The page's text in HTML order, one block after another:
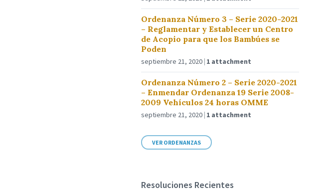
Ordenanza Número 3 – Serie 2020-2021
– Reglamentar y Establecer un Centro
de Acopio para que los Bambúes se
Poden
septiembre 21, 2020 1 attachment
Ordenanza Número 2 – Serie 2020-2021
– Enmendar Ordenanza 19 Serie 2008-
2009 Vehículos 24 horas OMME
septiembre 21, 2020 1 attachment
VER ORDENANZAS
Resoluciones Recientes